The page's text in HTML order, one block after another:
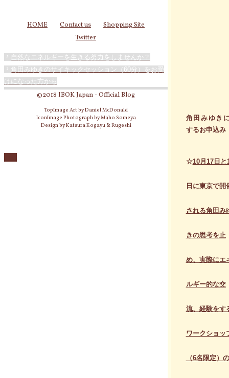
角田みゆき
するお申込み
☆10月17日と
日に東京で開
される角田み
きの思考を止
め、実際にエ
ルギー的な交
流、経験をす
ワークショッ
（6名限定）
HOME Contact us
Shopping Site
Twitter
自然なエネルギーを生きる努力をしませんか？
角田みゆきのサイキックセッション（60分）をお受
けになった方から
©2018 IBOK Japan - Official Blog
TopImage Art by Daniel McDonald
IconImage Photograph by Maho Someya
Design by Katsura Kogayu & Rugeshi